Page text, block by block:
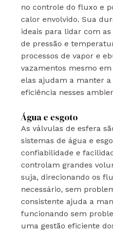
no controle do fluxo e
calor envolvido. Sua
ideais para lidar com
de pressão e
processos de vapor e
vazamentos mesmo
elas ajudam a manter a
eficiência nesses
Água e esgoto
As válvulas de esfera
sistemas de água e
confiabilidade e
controlam grandes
suja, direcionando os
necessário, sem
consistente ajuda a
funcionando sem
uma gestão eficiente